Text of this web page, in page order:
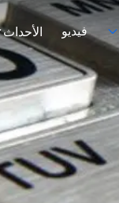
فيديو الأحداث